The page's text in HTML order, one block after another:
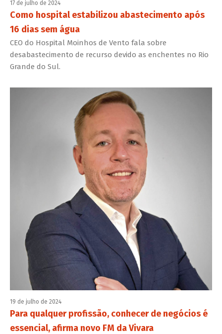
17 de julho de 2024
Como hospital estabilizou abastecimento após
16 dias sem água
CEO do Hospital Moinhos de Vento fala sobre
desabastecimento de recurso devido as enchentes no Rio
Grande do Sul.
19 de julho de 2024
Para qualquer profissão, conhecer de negócios é
essencial, afirma novo FM da Vivara